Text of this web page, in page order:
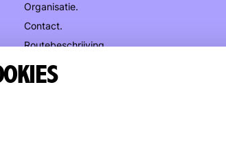
Organisatie.
Contact.
Routebeschrijving.
Wie is wie.